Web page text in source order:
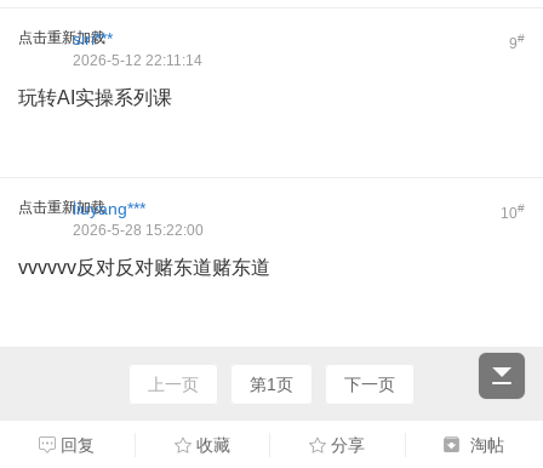
点击重新加载 9#
siri***
2026-5-12 22:11:14
玩转AI实操系列课
点击重新加载 10#
liuyang***
2026-5-28 15:22:00
vvvvvv反对反对赌东道赌东道
上一页 第1页 下一页
回复 收藏 分享 淘帖